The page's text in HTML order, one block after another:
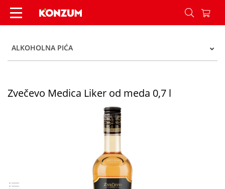
Zvečevo Medica liker 0,7 l - Konzum
ALKOHOLNA PIĆA
Zvečevo Medica Liker od meda 0,7 l